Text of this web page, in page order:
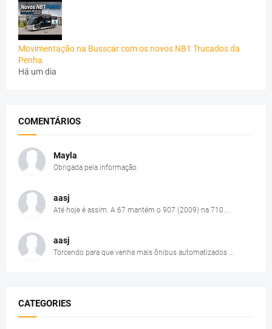
Movimentação na Busscar com os novos NB1 Trucados da
Penha
Há um dia
COMENTÁRIOS
Mayla
Obrigada pela informação.
aasj
Até hoje é assim. A 67 mantém o 907 (2009) na 710....
aasj
Torcendo para que venha mais ônibus automatizados ...
CATEGORIES